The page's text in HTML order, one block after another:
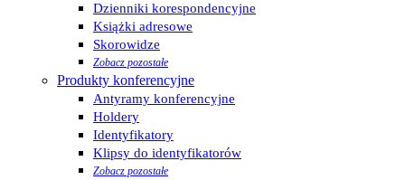
Dzienniki korespondencyjne
Książki adresowe
Skorowidze
Zobacz pozostałe
Produkty konferencyjne
Antyramy konferencyjne
Holdery
Identyfikatory
Klipsy do identyfikatorów
Zobacz pozostałe